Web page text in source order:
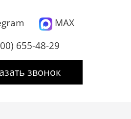
MAX
655-48-29
звонок